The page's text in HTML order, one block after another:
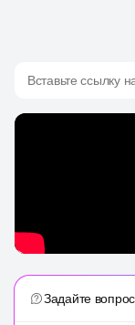
Вставьте ссылку
Задайте